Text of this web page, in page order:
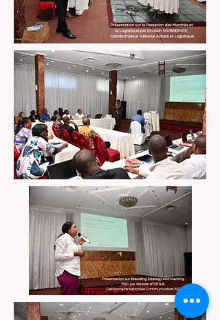
4.Renforcer les systèmes des données de santé
de la RDC pour la gestion et l’évaluation du
VIH.
Après plusieurs présentations, les séances de
questions et réponses ont permis à l’assistance
d’avoir plus d’éclaircissements sur le projet
ainsi que sa mise en œuvre.